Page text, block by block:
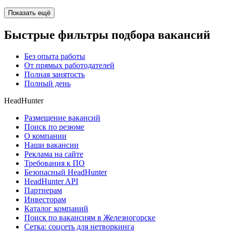
Показать ещё
Быстрые фильтры подбора вакансий
Без опыта работы
От прямых работодателей
Полная занятость
Полный день
HeadHunter
Размещение вакансий
Поиск по резюме
О компании
Наши вакансии
Реклама на сайте
Требования к ПО
Безопасный HeadHunter
HeadHunter API
Партнерам
Инвесторам
Каталог компаний
Поиск по вакансиям в Железногорске
Сетка: соцсеть для нетворкинга